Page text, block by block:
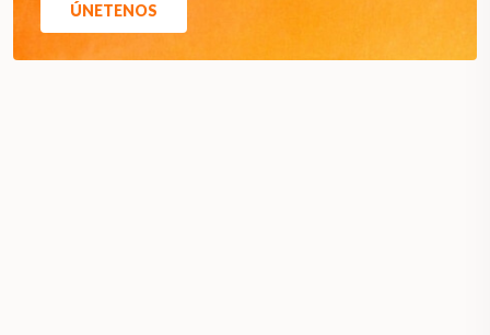
ÚNETENOS